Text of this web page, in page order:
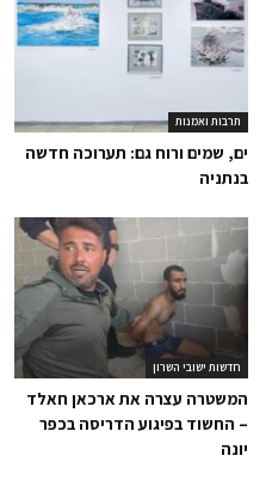
תרבות ואמנות
ים, שמים ורוח גם: תערוכה חדשה
בנתניה
חדשות ישובי השרון
המשטרה עצרה את ארכאן חאלד
– החשוד בפיגוע הדריסה בכפר
יונה